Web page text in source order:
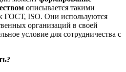
описывается такими
ГОСТ, ISO. Они используются
организаций в своей
условие для сотрудничества с